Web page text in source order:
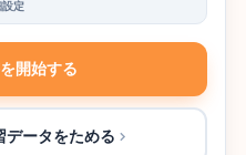
定
開始する
データをためる